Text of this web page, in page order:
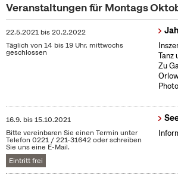
Veranstaltungen für Montags
22.5.2021 bis20.2.2022
Täglich von 14 bis 19 Uhr, mittwochs
geschlossen
Tanz
Zu
16.9. bis15.10.2021
Bitte vereinbaren Sie einen Termin unter
Telefon 0221 / 221-31642 oder schreiben
Sie uns eine E-Mail.
Eintritt frei